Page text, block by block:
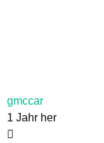
gmccar
1 Jahr her